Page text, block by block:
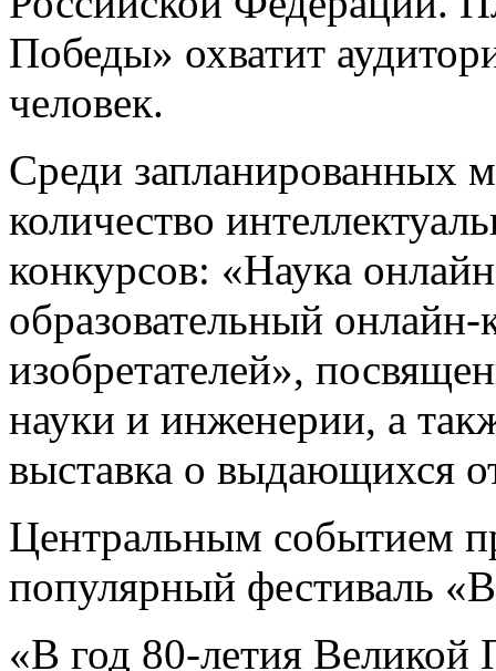
Победы» охватит
человек.
Среди запланированных
количество
конкурсов: «Наука
образовательный
изобретателей»,
науки и инженерии, а
выставка о выдающихся
Центральным событием
популярный фестиваль
«В год 80-летия Великой